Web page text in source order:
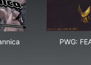
PWG: